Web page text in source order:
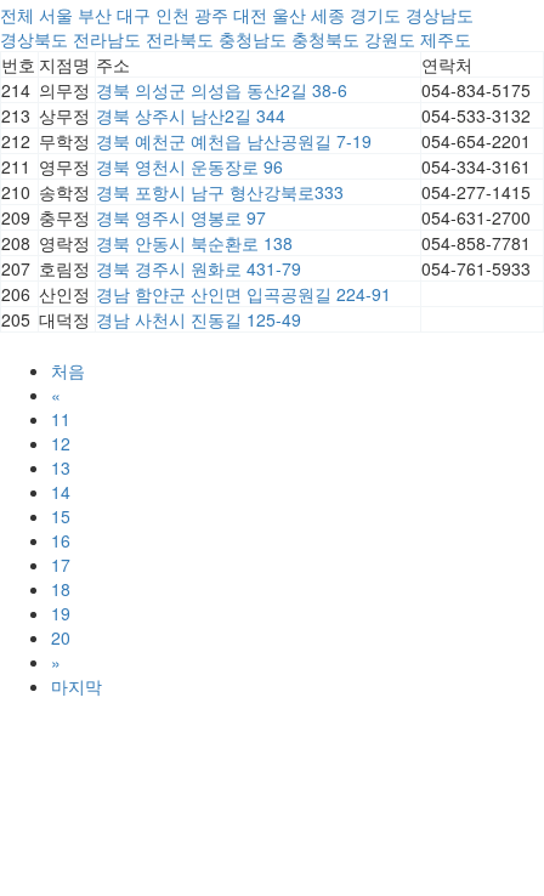
전체 서울 부산 대구 인천 광주 대전 울산 세종 경기도 경상남도
경상북도 전라남도 전라북도 충청남도 충청북도 강원도 제주도
번호 지점명 주소
연락처
214 의무정 경북 의성군 의성읍 동산2길 38-6
054-834-5175
213 상무정 경북 상주시 남산2길 344
054-533-3132
212 무학정 경북 예천군 예천읍 남산공원길 7-19
054-654-2201
211 영무정 경북 영천시 운동장로 96
054-334-3161
210 송학정 경북 포항시 남구 형산강북로333
054-277-1415
209 충무정 경북 영주시 영봉로 97
054-631-2700
208 영락정 경북 안동시 북순환로 138
054-858-7781
207 호림정 경북 경주시 원화로 431-79
054-761-5933
206 산인정 경남 함얀군 산인면 입곡공원길 224-91
205 대덕정 경남 사천시 진동길 125-49
처음
«
11
12
13
14
15
16
17
18
19
20
»
마지막